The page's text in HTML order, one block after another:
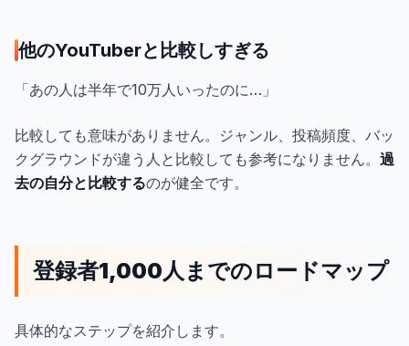
他のYouTuberと比較しすぎる
「あの人は半年で10万人いったのに…」
比較しても意味がありません。ジャンル、投稿頻度、バッ
クグラウンドが違う人と比較しても参考になりません。 過
去の自分と比較するのが健全です。
登録者1,000人までのロードマップ
具体的なステップを紹介します。